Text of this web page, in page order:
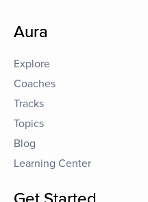
Aura
Explore
Coaches
Tracks
Topics
Blog
Learning Center